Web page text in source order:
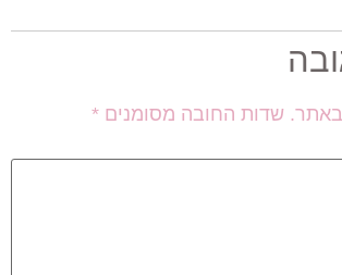
באתר. שדות החובה מסומנים *